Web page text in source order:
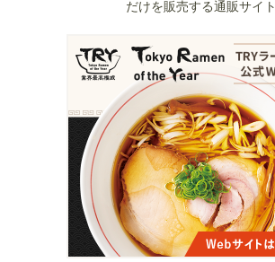
だけを販売する通販サイト